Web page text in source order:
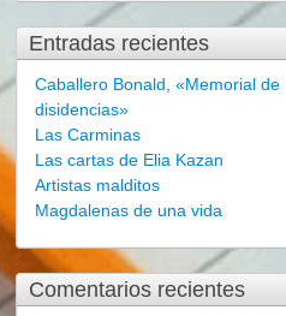
Entradas recientes
Caballero Bonald, «Memorial de
disidencias»
Las Carminas
Las cartas de Elia Kazan
Artistas malditos
Magdalenas de una vida
Comentarios recientes